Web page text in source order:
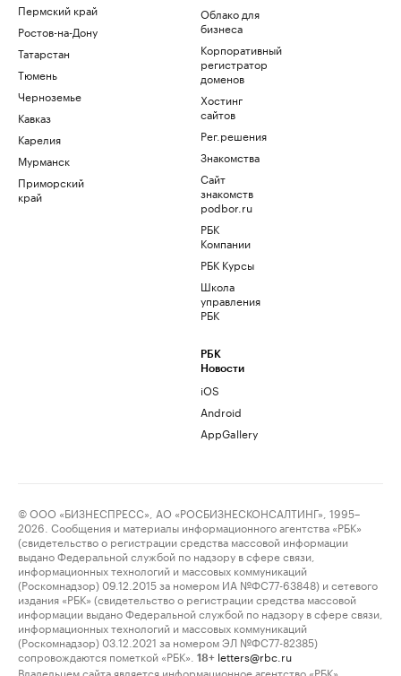
Пермский край
Ростов-на-Дону
Татарстан
Тюмень
Черноземье
Кавказ
Карелия
Мурманск
Приморский
край
Облако для
бизнеса
Корпоративный
регистратор
доменов
Хостинг
сайтов
Рег.решения
Знакомства
Сайт
знакомств
podbor.ru
РБК
Компании
РБК Курсы
Школа
управления
РБК
РБК
Новости
iOS
Android
AppGallery
© ООО «БИЗНЕСПРЕСС», АО «РОСБИЗНЕСКОНСАЛТИНГ», 1995–
2026. Сообщения и материалы информационного агентства «РБК»
(свидетельство о регистрации средства массовой информации
выдано Федеральной службой по надзору в сфере связи,
информационных технологий и массовых коммуникаций
(Роскомнадзор) 09.12.2015 за номером ИА №ФС77-63848) и сетевого
издания «РБК» (свидетельство о регистрации средства массовой
информации выдано Федеральной службой по надзору в сфере связи,
информационных технологий и массовых коммуникаций
(Роскомнадзор) 03.12.2021 за номером ЭЛ №ФС77-82385)
сопровождаются пометкой «РБК».
18+ letters@rbc.ru
Владельцем сайта является информационное агентство «РБК».